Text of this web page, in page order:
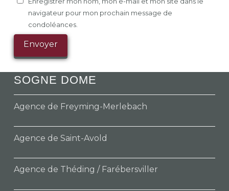
navigateur pour mon prochain message de
condoléances.
SOGNE DOME
Agence de Freyming-Merlebach
Agence de Saint-Avold
Agence de Théding / Farébersviller